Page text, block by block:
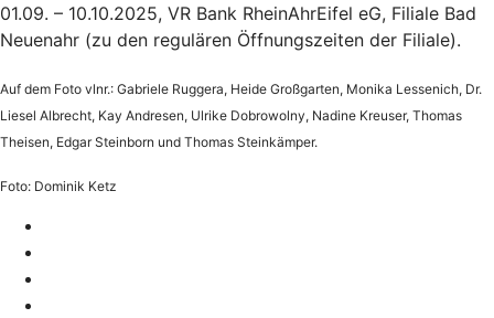
01.09. – 10.10.2025, VR Bank RheinAhrEifel eG, Filiale Bad
Neuenahr (zu den regulären Öffnungszeiten der Filiale).
Auf dem Foto vlnr.: Gabriele Ruggera, Heide Großgarten, Monika Lessenich, Dr.
Liesel Albrecht, Kay Andresen, Ulrike Dobrowolny, Nadine Kreuser, Thomas
Theisen, Edgar Steinborn und Thomas Steinkämper.
Foto: Dominik Ketz